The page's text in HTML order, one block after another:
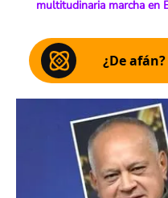
multitudinaria marcha en
¿De afán?